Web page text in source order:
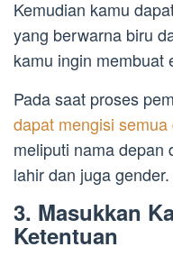
Kemudian kamu
yang berwarna biru
kamu ingin membuat
Pada saat proses
dapat mengisi
meliputi nama depan
lahir dan juga gender.
3. Masukkan
Ketentuan